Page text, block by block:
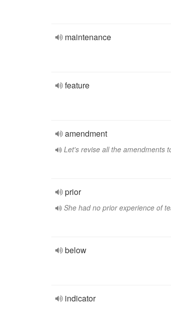
maintenance
feature
amendment
Let's revise all the amendments
prior
She had no prior experience of
below
indicator